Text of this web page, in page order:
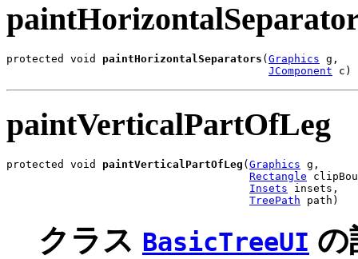
protected void paintHorizontalSeparators ( Graphics g,
JComponent c)
paintVerticalPartOfLeg
protected void paintVerticalPartOfLeg ( Graphics g,
Rectangle
Insets insets,
TreePath path)
クラス BasicTreeUI の